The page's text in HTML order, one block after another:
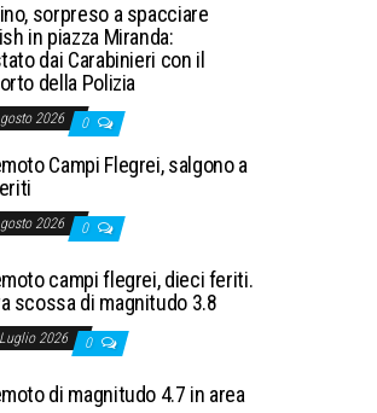
sorpreso a spacciare
in piazza Miranda:
dai Carabinieri con il
della Polizia
2026 0
Campi Flegrei, salgono a
2026 0
campi flegrei, dieci feriti.
scossa di magnitudo 3.8
2026 0
di magnitudo 4.7 in area